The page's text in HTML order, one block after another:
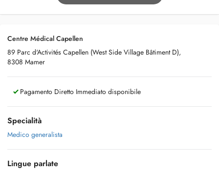
Centre Médical Capellen
89 Parc d'Activités Capellen (West Side Village Bâtiment D),
8308 Mamer
Pagamento Diretto Immediato disponibile
Specialità
Medico generalista
Lingue parlate